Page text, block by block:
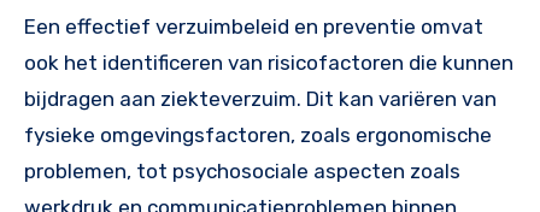
Een effectief verzuimbeleid en preventie omvat
ook het identificeren van risicofactoren die kunnen
bijdragen aan ziekteverzuim. Dit kan variëren van
fysieke omgevingsfactoren, zoals ergonomische
problemen, tot psychosociale aspecten zoals